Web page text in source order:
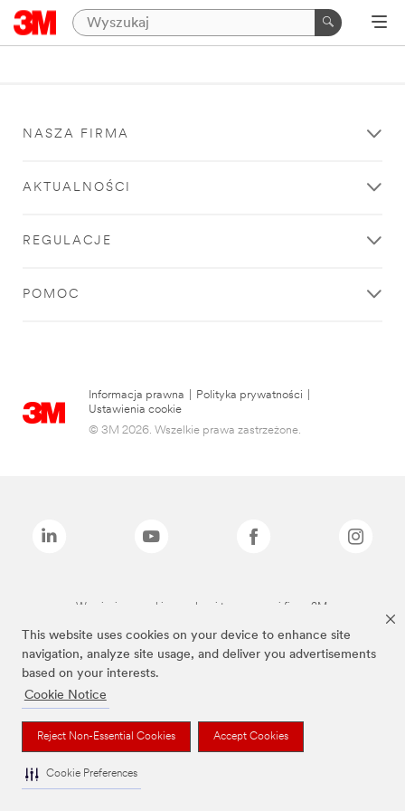
This website uses cookies on your device to enhance site
navigation, analyze site usage, and deliver you advertisements
based on your interests.
Cookie Notice
Reject Non-Essential Cookies Accept Cookies
Cookie Preferences
NASZA FIRMA
AKTUALNOŚCI
REGULACJE
POMOC
Informacja prawna Polityka prywatności
Ustawienia cookie
© 3M 2026. Wszelkie prawa zastrzeżone.
Wymienione marki są znakami towarowymi firmy 3M.